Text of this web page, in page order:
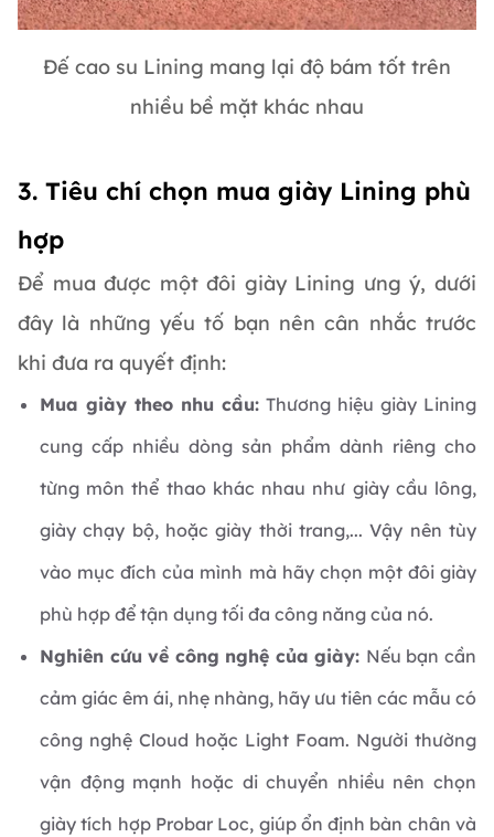
Đế cao su Lining mang lại độ bám tốt trên
nhiều bề mặt khác nhau
3. Tiêu chí chọn mua giày Lining phù
hợp
Để mua được một đôi giày Lining ưng ý, dưới
đây là những yếu tố bạn nên cân nhắc trước
khi đưa ra quyết định:
Mua giày theo nhu cầu: Thương hiệu giày Lining
cung cấp nhiều dòng sản phẩm dành riêng cho
từng môn thể thao khác nhau như giày cầu lông,
giày chạy bộ, hoặc giày thời trang,... Vậy nên tùy
vào mục đích của mình mà hãy chọn một đôi giày
phù hợp để tận dụng tối đa công năng của nó.
Nghiên cứu về công nghệ của giày: Nếu bạn cần
cảm giác êm ái, nhẹ nhàng, hãy ưu tiên các mẫu có
công nghệ Cloud hoặc Light Foam. Người thường
vận động mạnh hoặc di chuyển nhiều nên chọn
giày tích hợp Probar Loc, giúp ổn định bàn chân và